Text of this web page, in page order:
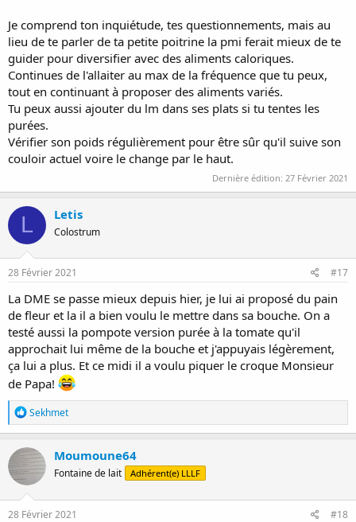
Je comprend ton inquiétude, tes questionnements, mais au
lieu de te parler de ta petite poitrine la pmi ferait mieux de te
guider pour diversifier avec des aliments caloriques.
Continues de l'allaiter au max de la fréquence que tu peux,
tout en continuant à proposer des aliments variés.
Tu peux aussi ajouter du lm dans ses plats si tu tentes les
purées.
Vérifier son poids régulièrement pour être sûr qu'il suive son
couloir actuel voire le change par le haut.
Dernière édition: 27 Février 2021
L Letis
Colostrum
28 Février 2021 #17
La DME se passe mieux depuis hier, je lui ai proposé du pain
de fleur et la il a bien voulu le mettre dans sa bouche. On a
testé aussi la pompote version purée à la tomate qu'il
approchait lui même de la bouche et j'appuyais légèrement,
ça lui a plus. Et ce midi il a voulu piquer le croque Monsieur
de Papa!
R
é
a
c
t
i
o
n
s
Sekhmet
Moumoune64
Fontaine de lait Adhérent(e) LLLF
28 Février 2021 #18